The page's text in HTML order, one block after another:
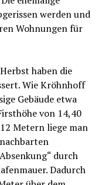
werden und
Wohnungen für
haben die
Wie Kröhnhoff
Gebäude etwa
von 14,40
Metern liege man
durch
Dadurch